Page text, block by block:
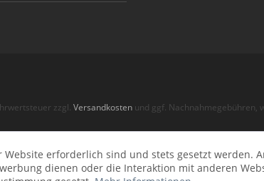
zzgl. Versandkostenund ggf. Nachnahmegebühren,
erforderlich sind und stets gesetzt werden.
dienen oder die Interaktion mit anderen